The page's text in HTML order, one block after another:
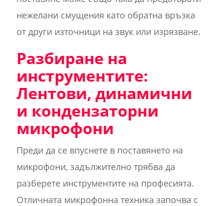
нежелани смущения като обратна връзка
от други източници на звук или изрязване.
Разбиране на
инструментите:
Лентови, динамични
и кондензаторни
микрофони
Преди да се впуснете в поставянето на
микрофони, задължително трябва да
разберете инструментите на професията.
Отличната микрофонна техника започва с